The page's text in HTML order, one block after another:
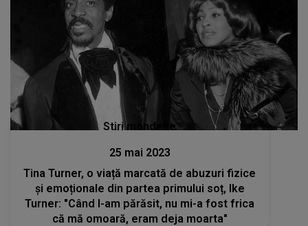
Stiri mondene
25 mai 2023
Tina Turner, o viață marcată de abuzuri fizice
și emoționale din partea primului soț, Ike
Turner: "Când l-am părăsit, nu mi-a fost frica
că mă omoară, eram deja moarta"